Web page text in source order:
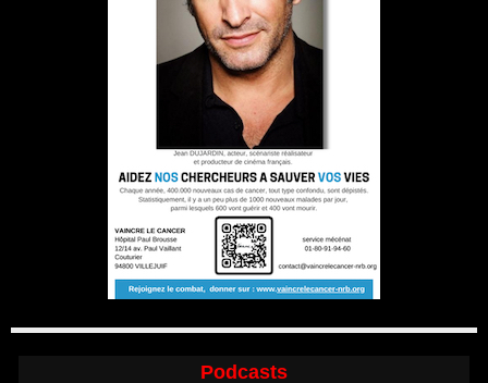
Podcasts